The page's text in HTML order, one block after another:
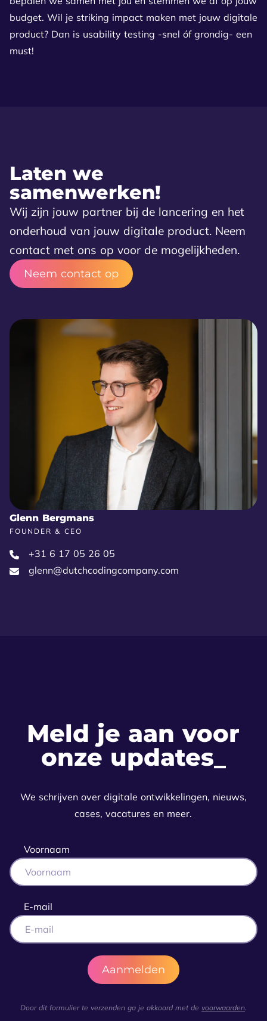
budget. Wil je striking impact maken met jouw digitale
product? Dan is usability testing -snel óf grondig- een
must!
Laten we
samenwerken!
Wij zijn jouw partner bij de lancering en het
onderhoud van jouw digitale product. Neem
contact met ons op voor de mogelijkheden.
Neem contact op
Glenn Bergmans
FOUNDER & CEO
+31 6 17 05 26 05‬
glenn@dutchcodingcompany.com
Meld je aan voor
onze updates
We schrijven over digitale ontwikkelingen, nieuws,
cases, vacatures en meer.
Voornaam
E-mail
Door dit formulier te verzenden ga je akkoord met de voorwaarden.